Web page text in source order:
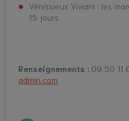
Vénissieux Viviani : les
15 jours
Renseignements : 09 50 11
admin.com